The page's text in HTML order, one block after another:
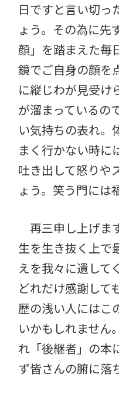
日ですと言い切っ
ょう。その為に先
顔」を踏まえた毎
鏡でご自身の顔を
に縦じわが見受け
が溜まっているの
い気持ちの表れ。
まく行かない時に
吐き出して怒りや
ょう。笑う門には
再三申し上げま
生を生き抜く上で
えを我々に遺して
どれだけ感謝して
歴の浅い人にはこ
いかもしれません
れ「後継者」の本
ず皆さんの腑に落